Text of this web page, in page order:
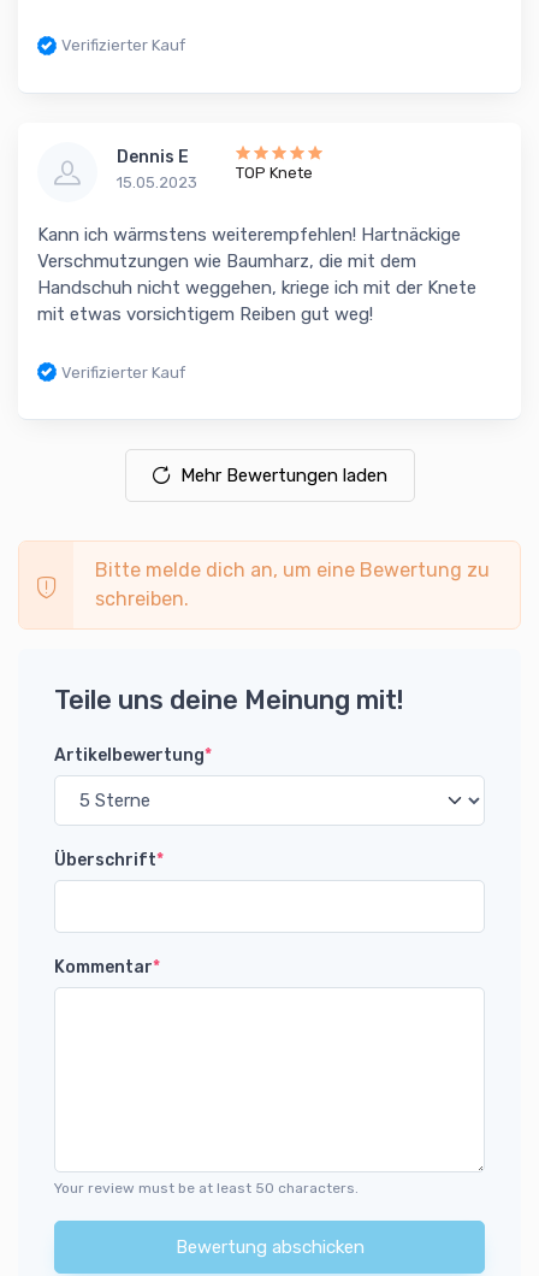
Verifizierter Kauf
Dennis E
15.05.2023
TOP Knete
Kann ich wärmstens weiterempfehlen! Hartnäckige
Verschmutzungen wie Baumharz, die mit dem
Handschuh nicht weggehen, kriege ich mit der Knete
mit etwas vorsichtigem Reiben gut weg!
Verifizierter Kauf
Mehr Bewertungen laden
Bitte melde dich an, um eine Bewertung zu
schreiben.
Teile uns deine Meinung mit!
Artikelbewertung*
Überschrift*
Kommentar*
Your review must be at least 50 characters.
Bewertung abschicken